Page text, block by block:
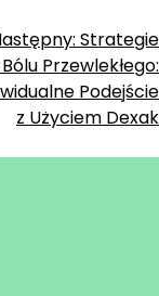
Strategie
Przewlekłego:
Podejście
z Użyciem Dexak